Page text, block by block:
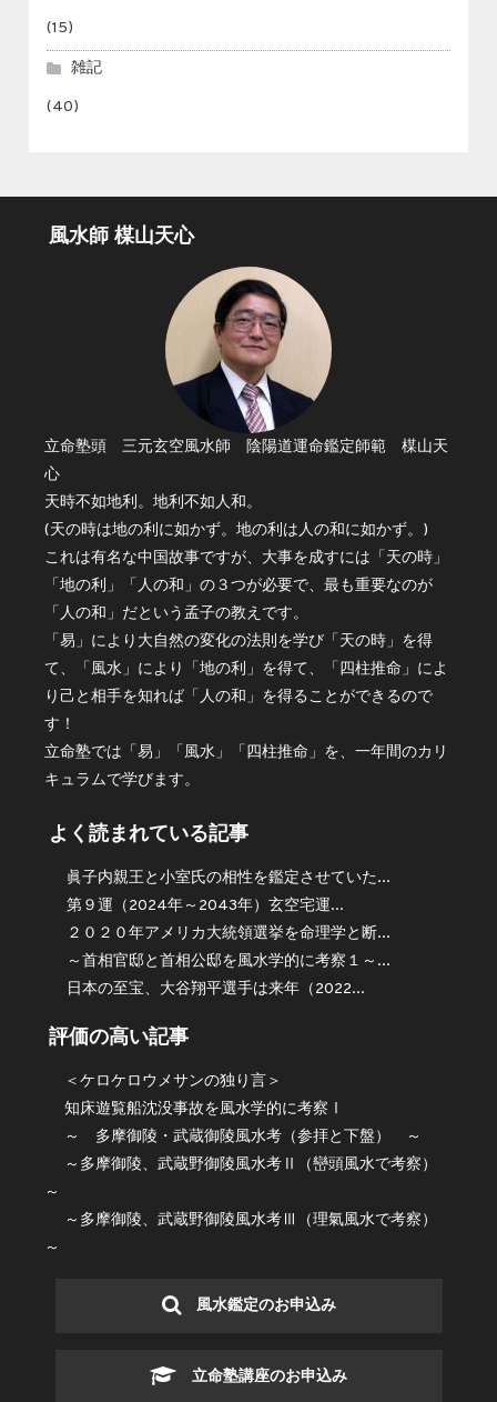
(15)
雑記
(40)
風水師 楳山天心
立命塾頭 三元玄空風水師 陰陽道運命鑑定師範 楳山天
心
天時不如地利。地利不如人和。
(天の時は地の利に如かず。地の利は人の和に如かず。)
これは有名な中国故事ですが、大事を成すには「天の時」
「地の利」「人の和」の３つが必要で、最も重要なのが
「人の和」だという孟子の教えです。
「易」により大自然の変化の法則を学び「天の時」を得
て、「風水」により「地の利」を得て、「四柱推命」によ
り己と相手を知れば「人の和」を得ることができるので
す！
立命塾では「易」「風水」「四柱推命」を、一年間のカリ
キュラムで学びます。
よく読まれている記事
眞子内親王と小室氏の相性を鑑定させていた...
第９運（2024年～2043年）玄空宅運...
２０２０年アメリカ大統領選挙を命理学と断...
～首相官邸と首相公邸を風水学的に考察１～...
日本の至宝、大谷翔平選手は来年（2022...
評価の高い記事
＜ケロケロウメサンの独り言＞
知床遊覧船沈没事故を風水学的に考察Ⅰ
～ 多摩御陵・武蔵御陵風水考（参拝と下盤） ～
～多摩御陵、武蔵野御陵風水考Ⅱ（巒頭風水で考察）
～
～多摩御陵、武蔵野御陵風水考Ⅲ（理氣風水で考察）
～
風水鑑定のお申込み
立命塾講座のお申込み